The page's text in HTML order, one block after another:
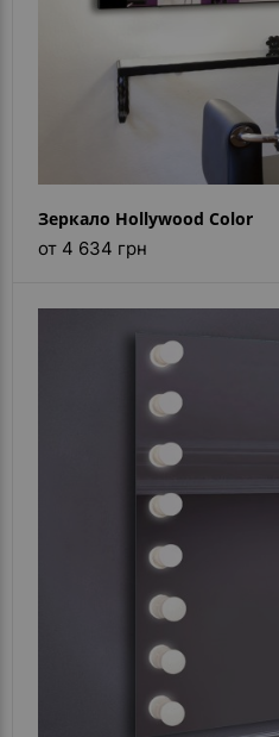
Зеркало Hollywood Color
от 4 634 грн